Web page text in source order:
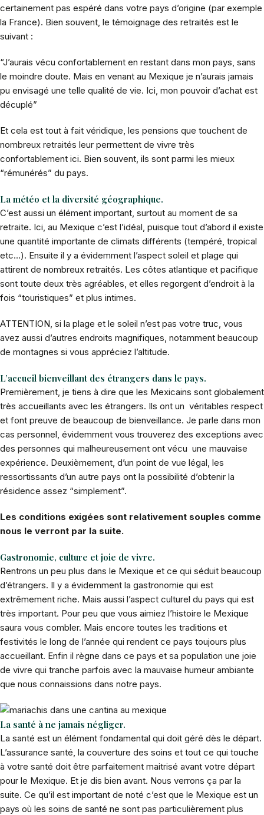
certainement pas espéré dans votre pays d’origine (par exemple
la France). Bien souvent, le témoignage des retraités est le
suivant :
“J’aurais vécu confortablement en restant dans mon pays, sans
le moindre doute. Mais en venant au Mexique je n’aurais jamais
pu envisagé une telle qualité de vie. Ici, mon pouvoir d’achat est
décuplé”
Et cela est tout à fait véridique, les pensions que touchent de
nombreux retraités leur permettent de vivre très
confortablement ici. Bien souvent, ils sont parmi les mieux
“rémunérés” du pays.
La météo et la diversité géographique.
C’est aussi un élément important, surtout au moment de sa
retraite. Ici, au Mexique c’est l’idéal, puisque tout d’abord il existe
une quantité importante de climats différents (tempéré, tropical
etc…). Ensuite il y a évidemment l’aspect soleil et plage qui
attirent de nombreux retraités. Les côtes atlantique et pacifique
sont toute deux très agréables, et elles regorgent d’endroit à la
fois “touristiques” et plus intimes.
ATTENTION, si la plage et le soleil n’est pas votre truc, vous
avez aussi d’autres endroits magnifiques, notamment beaucoup
de montagnes si vous appréciez l’altitude.
L’accueil bienveillant des étrangers dans le pays.
Premièrement, je tiens à dire que les Mexicains sont globalement
très accueillants avec les étrangers. Ils ont un véritables respect
et font preuve de beaucoup de bienveillance. Je parle dans mon
cas personnel, évidemment vous trouverez des exceptions avec
des personnes qui malheureusement ont vécu une mauvaise
expérience. Deuxièmement, d’un point de vue légal, les
ressortissants d’un autre pays ont la possibilité d’obtenir la
résidence assez “simplement”.
Les conditions exigées sont relativement souples comme
nous le verront par la suite.
Gastronomie, culture et joie de vivre.
Rentrons un peu plus dans le Mexique et ce qui séduit beaucoup
d’étrangers. Il y a évidemment la gastronomie qui est
extrêmement riche. Mais aussi l’aspect culturel du pays qui est
très important. Pour peu que vous aimiez l’histoire le Mexique
saura vous combler. Mais encore toutes les traditions et
festivités le long de l’année qui rendent ce pays toujours plus
accueillant. Enfin il règne dans ce pays et sa population une joie
de vivre qui tranche parfois avec la mauvaise humeur ambiante
que nous connaissions dans notre pays.
La santé à ne jamais négliger.
La santé est un élément fondamental qui doit géré dès le départ.
L’assurance santé, la couverture des soins et tout ce qui touche
à votre santé doit être parfaitement maitrisé avant votre départ
pour le Mexique. Et je dis bien avant. Nous verrons ça par la
suite. Ce qu’il est important de noté c’est que le Mexique est un
pays où les soins de santé ne sont pas particulièrement plus